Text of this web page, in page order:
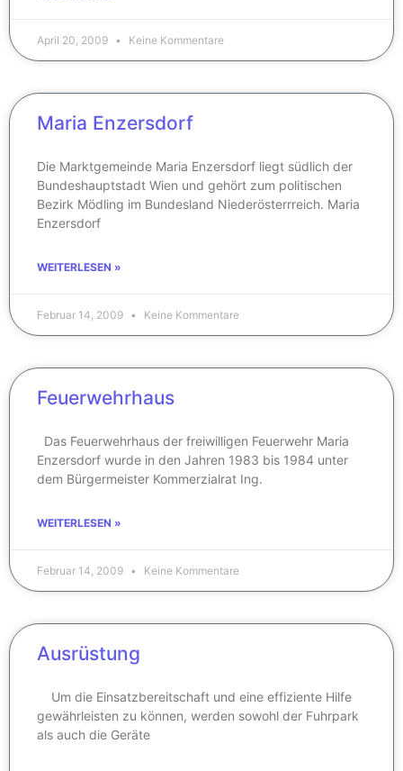
April 20, 2009 Keine Kommentare
Maria Enzersdorf
Die Marktgemeinde Maria Enzersdorf liegt südlich der
Bundeshauptstadt Wien und gehört zum politischen
Bezirk Mödling im Bundesland Niederösterrreich. Maria
Enzersdorf
WEITERLESEN »
Februar 14, 2009 Keine Kommentare
Feuerwehrhaus
Das Feuerwehrhaus der freiwilligen Feuerwehr Maria
Enzersdorf wurde in den Jahren 1983 bis 1984 unter
dem Bürgermeister Kommerzialrat Ing.
WEITERLESEN »
Februar 14, 2009 Keine Kommentare
Ausrüstung
Um die Einsatzbereitschaft und eine effiziente Hilfe
gewährleisten zu können, werden sowohl der Fuhrpark
als auch die Geräte